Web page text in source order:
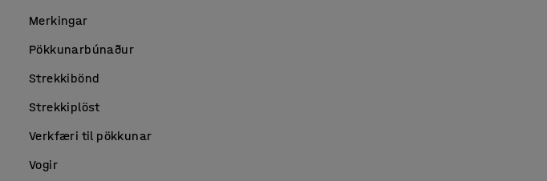
Merkingar
Pökkunarbúnaður
Strekkibönd
Strekkiplöst
Verkfæri til pökkunar
Vogir